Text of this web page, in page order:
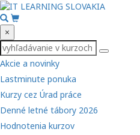
×
Akcie a novinky
Lastminute ponuka
Kurzy cez Úrad práce
Denné letné tábory 2026
Hodnotenia kurzov